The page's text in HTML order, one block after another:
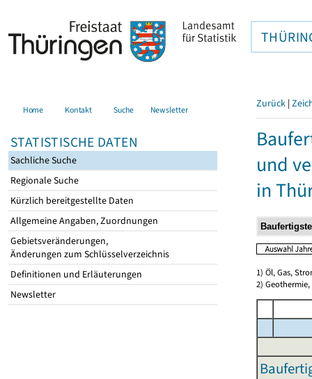
Home Kontakt Suche Newsletter
STATISTISCHE DATEN
Sachliche Suche
Regionale Suche
Kürzlich bereitgestellte Daten
Allgemeine Angaben, Zuordnungen
Gebietsveränderungen,
Änderungen zum Schlüsselverzeichnis
Definitionen und Erläuterungen
Newsletter
Zurück |
und
in
1) Öl, Gas,
2)